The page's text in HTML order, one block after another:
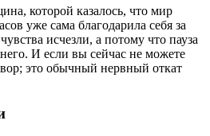
которой казалось, что мир
уже сама благодарила себя за
исчезли, а потому что пауза
И если вы сейчас не можете
это обычный нервный откат